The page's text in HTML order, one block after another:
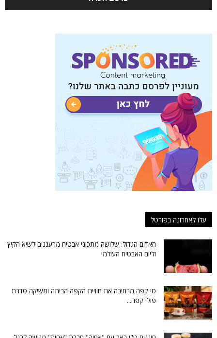
עלו לאחרונה בפורטל
האדום הגדול: שלושה מתכוני אבטיח מרעננים לשיא הקיץ
וליום האבטיח העולמי
סי קפה מרחיבה את חוויית הקפה הביתה ומשיקה סדרת
פולי קפה...